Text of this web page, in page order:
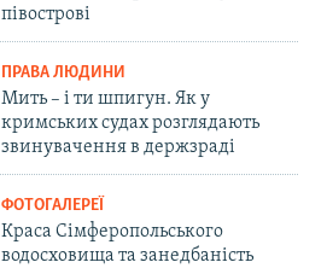
півострові
ПРАВА ЛЮДИНИ
Мить – і ти шпигун. Як у
кримських судах розглядають
звинувачення в держзраді
ФОТОГАЛЕРЕЇ
Краса Сімферопольського
водосховища та занедбаність